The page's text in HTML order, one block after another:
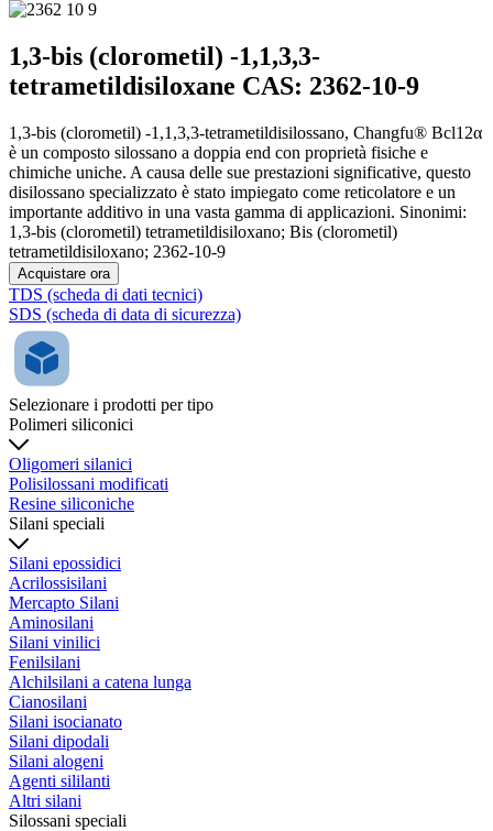
1,3-bis (clorometil) -1,1,3,3-
tetrametildisiloxane CAS: 2362-10-9
1,3-bis (clorometil) -1,1,3,3-tetrametildisilossano, Changfu® Bcl12α
è un composto silossano a doppia end con proprietà fisiche e
chimiche uniche. A causa delle sue prestazioni significative, questo
disilossano specializzato è stato impiegato come reticolatore e un
importante additivo in una vasta gamma di applicazioni. Sinonimi:
1,3-bis (clorometil) tetrametildisiloxano; Bis (clorometil)
tetrametildisiloxano; 2362-10-9
Acquistare ora
TDS (scheda di dati tecnici)
SDS (scheda di data di sicurezza)
Selezionare i prodotti per tipo
Polimeri siliconici
Oligomeri silanici
Polisilossani modificati
Resine siliconiche
Silani speciali
Silani epossidici
Acrilossisilani
Mercapto Silani
Aminosilani
Silani vinilici
Fenilsilani
Alchilsilani a catena lunga
Cianosilani
Silani isocianato
Silani dipodali
Silani alogeni
Agenti sililanti
Altri silani
Silossani speciali